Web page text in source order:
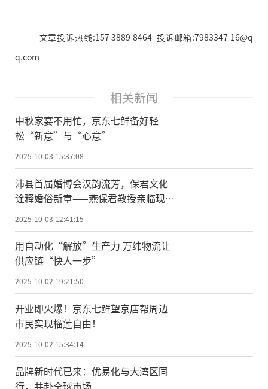
文章投诉热线:157 3889 8464 投诉邮箱:7983347 16@q
q.com
相关新闻
中秋家宴不用忙，京东七鲜备好轻
松“新意”与“心意”
2025-10-03 15:37:08
沛县首届婚博会汉韵流芳，保君文化
诠释婚俗新章——燕保君教授亲临现
2025-10-03 12:41:15
用自动化“解放”生产力 万纬物流让
供应链“快人一步”
2025-10-02 19:21:50
开业即火爆！京东七鲜望京店帮周边
市民实现榴莲自由！
2025-10-02 15:34:14
品牌新时代已来：优易化与大湾区同